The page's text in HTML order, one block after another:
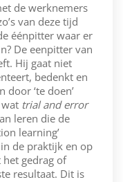
de werknemers
van deze tijd
éénpitter waar er
De eenpitter van
Hij gaat niet
bedenkt en
door ‘te doen’
trial and error
leren die de
learning’
de praktijk en op
het gedrag of
resultaat. Dit is